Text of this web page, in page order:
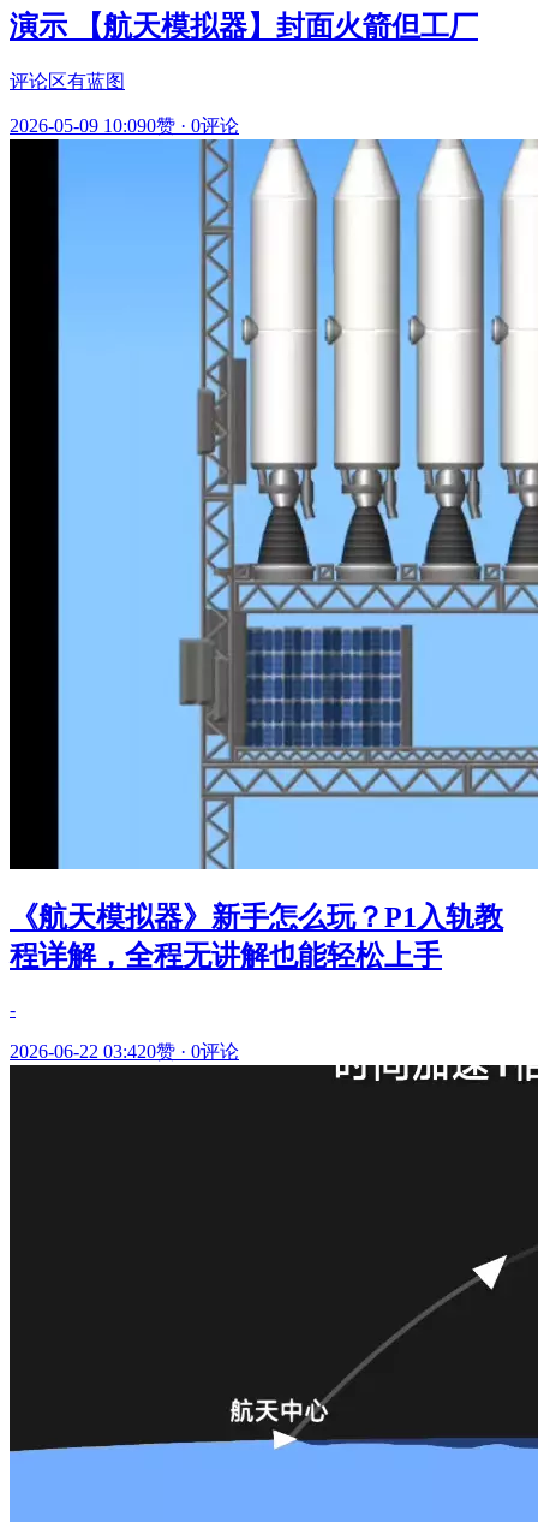
演示 【航天模拟器】封面火箭但工厂
评论区有蓝图
2026-05-09 10:090赞 · 0评论
《航天模拟器》新手怎么玩？P1入轨教
程详解，全程无讲解也能轻松上手
-
2026-06-22 03:420赞 · 0评论